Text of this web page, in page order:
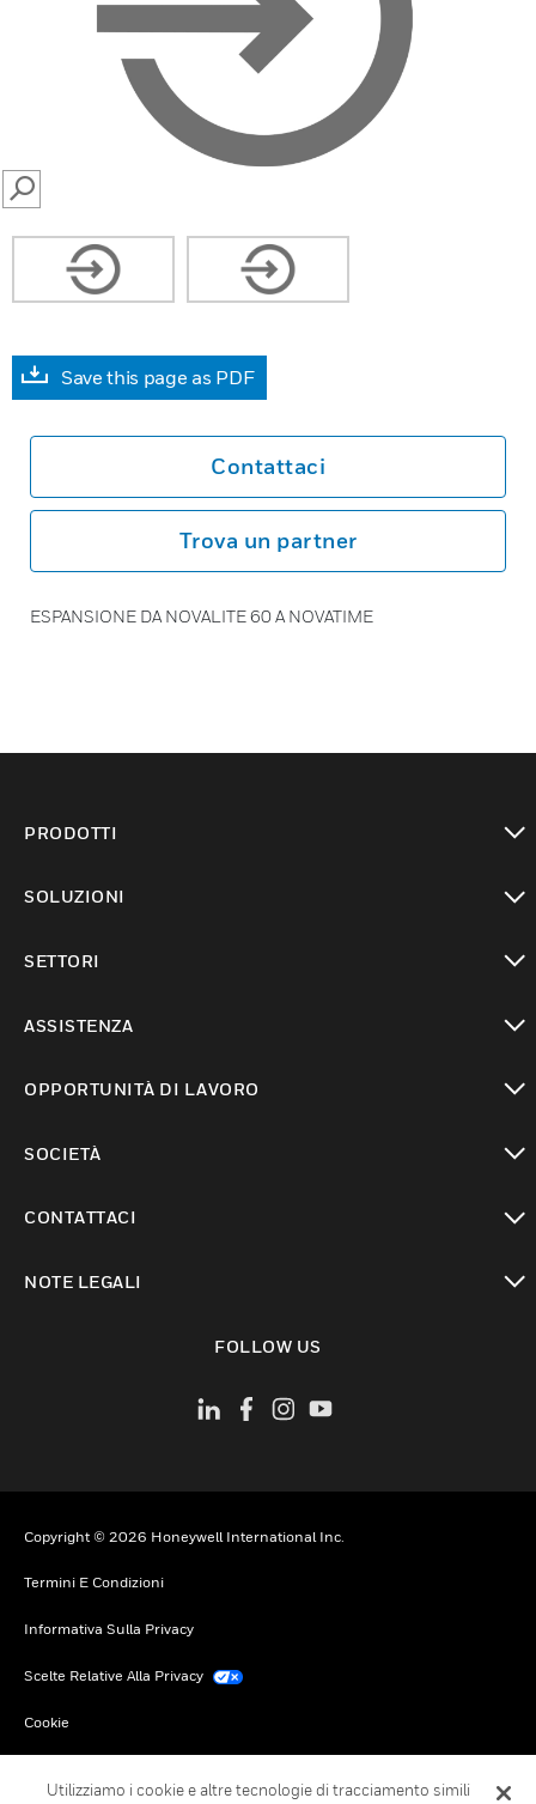
SEARCH
Save this page as PDF
Contattaci
Trova un partner
ESPANSIONE DA NOVALITE 60 A NOVATIME
PRODOTTI
SOLUZIONI
SETTORI
ASSISTENZA
OPPORTUNITÀ DI LAVORO
SOCIETÀ
CONTATTACI
NOTE LEGALI
FOLLOW US
Copyright © 2026 Honeywell International Inc.
Termini E Condizioni
Informativa Sulla Privacy
Scelte Relative Alla Privacy
Cookie
Utilizziamo i cookie e altre tecnologie di tracciamento simili